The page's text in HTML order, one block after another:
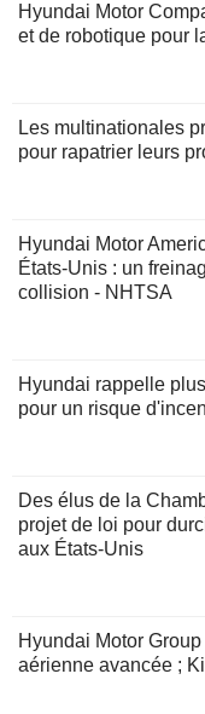
Hyundai Motor
et de robotique pour
Les multinationales
pour rapatrier leurs
Hyundai Motor
États-Unis : un
collision - NHTSA
Hyundai rappelle
pour un risque
Des élus de la
projet de loi pour
aux États-Unis
Hyundai Motor
aérienne avancée ;